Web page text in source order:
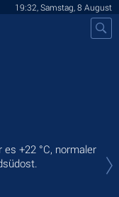
19:32, Samstag, 8 August
es +22 °C, normaler